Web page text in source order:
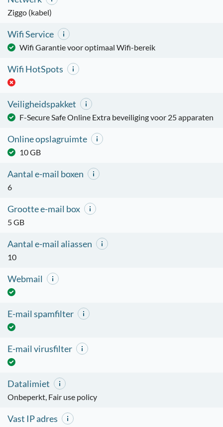
Ziggo (kabel)
Wifi Service
Wifi Garantie voor optimaal Wifi-bereik
Wifi HotSpots
Veiligheidspakket
F-Secure Safe Online Extra beveiliging voor 25 apparaten
Online opslagruimte
10 GB
Aantal e-mail boxen
6
Grootte e-mail box
5 GB
Aantal e-mail aliassen
10
Webmail
E-mail spamfilter
E-mail virusfilter
Datalimiet
Onbeperkt, Fair use policy
Vast IP adres